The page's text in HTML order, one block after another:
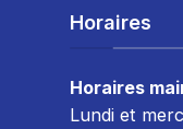
Horaires
Horaires
Lundi et